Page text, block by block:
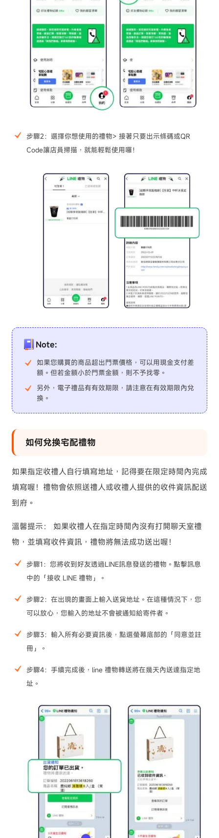
步驟2：選擇你想使用的禮物> 接著只要出示條碼或QR
Code讓店員掃描，就能輕鬆使用囉！
Note:
如果您購買的商品超出門票價格，可以用現金支付差
額。但若金額小於門票金額，則不予找零。
另外，電子禮品有有效期限，請注意在有效期限內兌
換。
如何兌換宅配禮物
如果指定收禮人自行填寫地址，記得要在限定時間內完成
填寫喔！禮物會依照送禮人或收禮人提供的收件資訊配送
到府。
溫馨提示： 如果收禮人在指定時間內沒有打開聊天室禮
物，並填寫收件資訊，禮物將無法成功送出喔！
步驟1：您將收到好友透過LINE訊息發送的禮物。點擊訊息
中的「接收 LINE 禮物」。
步驟2：在出現的畫面上輸入送貨地址。在這種情況下，您
可以放心，您輸入的地址不會被通知給寄件者。
步驟3：輸入所有必要資訊後，點選螢幕底部的「同意並註
冊」。
步驟4：手續完成後，line 禮物轉送將在幾天內送達指定地
址。